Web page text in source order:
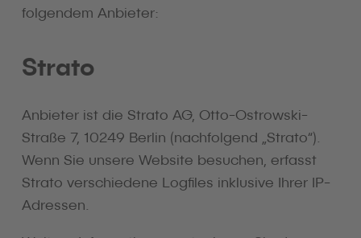
folgendem Anbieter:
Strato
Anbieter ist die Strato AG, Otto-Ostrowski-
Straße 7, 10249 Berlin (nachfolgend „Strato“).
Wenn Sie unsere Website besuchen, erfasst
Strato verschiedene Logfiles inklusive Ihrer IP-
Adressen.